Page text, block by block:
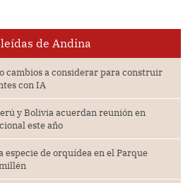
de Andina
cambios a considerar para construir
con IA
y Bolivia acuerdan reunión en
este año
especie de orquídea en el Parque